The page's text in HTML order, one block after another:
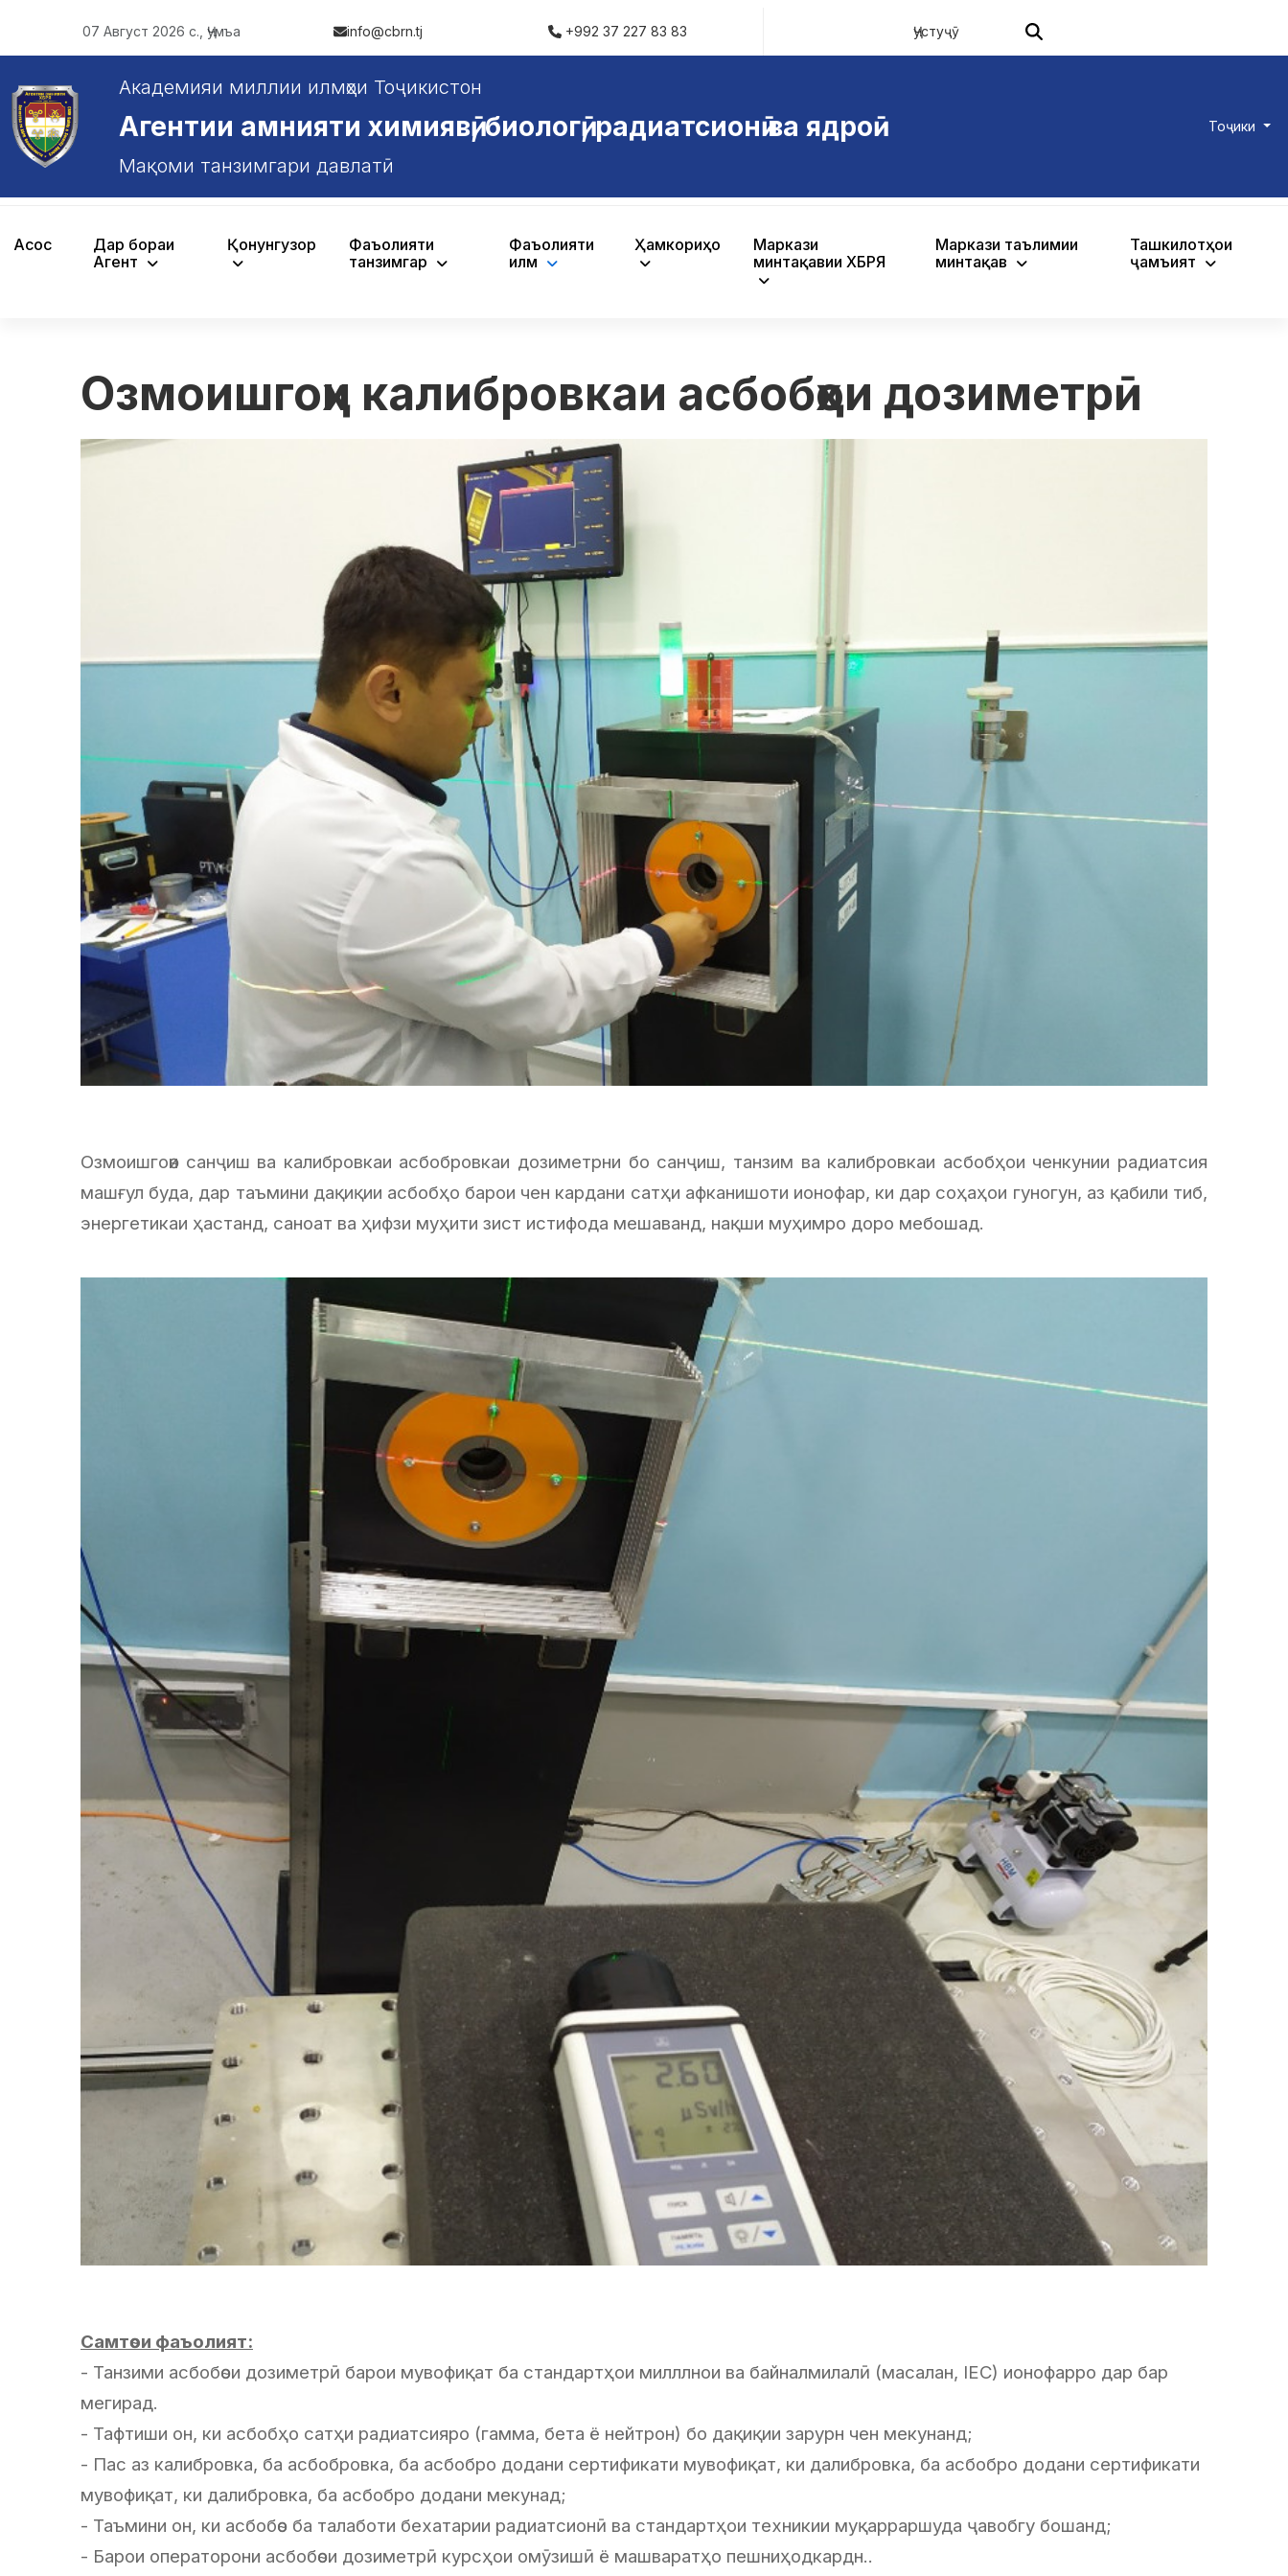
07 Август 2026 с., Ҷумъа info@cbrn.tj +992 37 227 83 83
Академияи миллии илмҳои Тоҷикистон
Агентии амнияти химиявӣ, биологӣ, радиатсионӣ ва ядроӣ
Мақоми танзимгари давлатӣ
Тоҷики
Асосӣ
Дар бораи
Агентӣ
Қонунгузорӣ
Фаъолияти
танзимгарӣ
Фаъолияти
илмӣ
Ҳамкориҳо
Маркази
минтақавии ХБРЯ
Маркази таълимии
минтақавӣ
Ташкилотҳои
ҷамъиятӣ
Озмоишгоҳи калибровкаи асбобҳои дозиметрӣ
Озмоишгоѳи санҷиш ва калибровкаи асбобровкаи дозиметрни бо санҷиш, танзим ва калибровкаи асбобҳои ченкунии радиатсия
машғул буда, дар таъмини дақиқии асбобҳо барои чен кардани сатҳи афканишоти ионофар, ки дар соҳаҳои гуногун, аз қабили тиб,
энергетикаи ҳастанд, саноат ва ҳифзи муҳити зист истифода мешаванд, нақши муҳимро доро мебошад.
Самтѳои фаъолият:
- Танзими асбобѳои дозиметрӣ барои мувофиқат ба стандартҳои милллнои ва байналмилалӣ (масалан, IEC) ионофарро дар бар
мегирад.
- Тафтиши он, ки асбобҳо сатҳи радиатсияро (гамма, бета ё нейтрон) бо дақиқии зарурн чен мекунанд;
- Пас аз калибровка, ба асбобровка, ба асбобро додани сертификати мувофиқат, ки далибровка, ба асбобро додани сертификати
мувофиқат, ки далибровка, ба асбобро додани мекунад;
- Таъмини он, ки асбобѳо ба талаботи бехатарии радиатсионӣ ва стандартҳои техникии муқарраршуда ҷавобгу бошанд;
- Барои операторони асбобѳои дозиметрӣ курсҳои омӯзишӣ ё машваратҳо пешниҳодкардн..